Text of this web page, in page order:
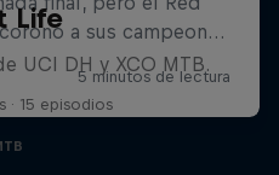
Life
UCI DH y XCO MTB.
· 15 episodios